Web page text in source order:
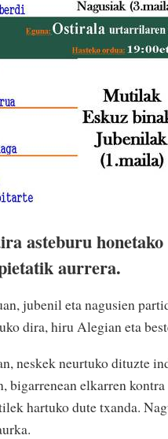
asteburu
aurrera.
jubenil eta nagusien
dira, hiru Alegian eta
neskek neurtuko dituzte
elkarren
hartuko dute txanda.